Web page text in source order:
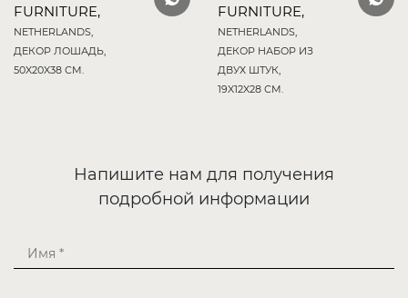
FURNITURE,
NETHERLANDS,
ДЕКОР ЛОШАДЬ,
50X20X38 СМ.
FURNITURE,
NETHERLANDS,
ДЕКОР НАБОР ИЗ
ДВУХ ШТУК,
19X12X28 СМ.
Напишите нам для получения
подробной информации